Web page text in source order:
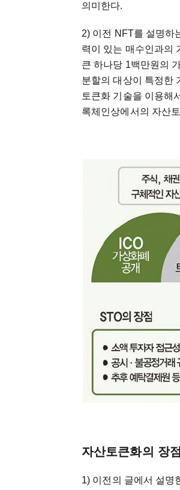
의미한다.
2) 이전 NFT를 설명하
력이 있는 매수인과의
큰 하나당 1백만원의
분할의 대상이 특정한
토큰화 기술을 이용해
록체인상에서의 자산
자산토큰화의 장점
1) 이전의 글에서 설명